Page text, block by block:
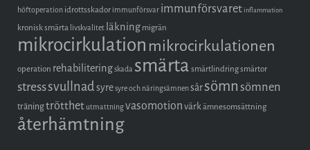
höftoperation idrottsskador immunförsvar immunförsvaret inflammation
kronisk smärta livskvalitet läkningmigrän
mikrocirkulation mikrocirkulationen
operation rehabiliteringskada smärtasmärtlindringsmärtor
stresssvullnadsyresyre och näringsämnensårsömnsömnen
träningtrötthet utmattningvasomotionvärkämnesomsättning
återhämtning